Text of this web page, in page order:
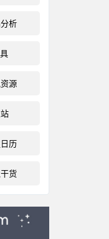
析
源
历
货